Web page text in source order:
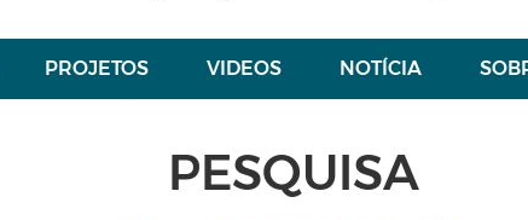
PROJETOS VIDEOS NOTÍCIA
PESQUISA